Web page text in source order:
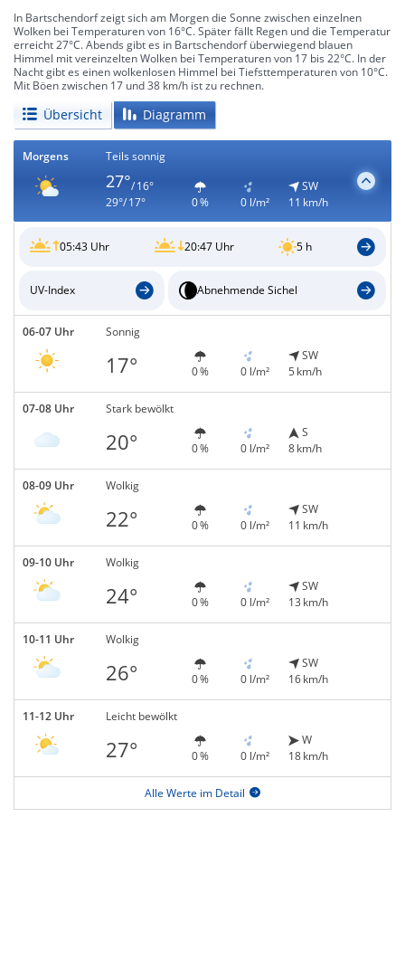
In Bartschendorf zeigt sich am Morgen die Sonne zwischen einzelnen
Wolken bei Temperaturen von 16°C. Später fällt Regen und die Temperatur
erreicht 27°C. Abends gibt es in Bartschendorf überwiegend blauen
Himmel mit vereinzelten Wolken bei Temperaturen von 17 bis 22°C. In der
Nacht gibt es einen wolkenlosen Himmel bei Tiefsttemperaturen von 10°C.
Mit Böen zwischen 17 und 38 km/h ist zu rechnen.
Übersicht Diagramm
Morgens Teils sonnig
27°/ 16°
29°/ 17°
0 % 0 l/m²
SW
11 km/h
05:43 Uhr 20:47 Uhr 5 h
UV-Index Abnehmende Sichel
06-07 Uhr Sonnig
17° 0 % 0 l/m²
SW
5 km/h
07-08 Uhr Stark bewölkt
20° 0 % 0 l/m²
S
8 km/h
08-09 Uhr Wolkig
22° 0 % 0 l/m²
SW
11 km/h
09-10 Uhr Wolkig
24° 0 % 0 l/m²
SW
13 km/h
10-11 Uhr Wolkig
26° 0 % 0 l/m²
SW
16 km/h
11-12 Uhr Leicht bewölkt
27° 0 % 0 l/m²
W
18 km/h
Alle Werte im Detail